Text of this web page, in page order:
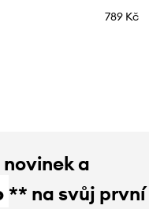
789 Kč
a
** na svůj první